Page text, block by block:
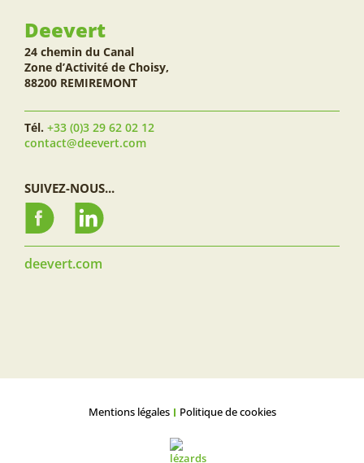
Deevert
24 chemin du Canal
Zone d’Activité de Choisy,
88200 REMIREMONT
Tél. +33 (0)3 29 62 02 12
contact@deevert.com
SUIVEZ-NOUS...
deevert.com
Mentions légales Politique de cookies